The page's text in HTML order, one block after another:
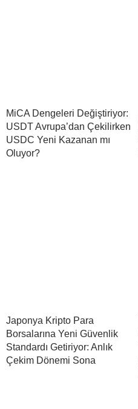
MiCA Dengeleri Değiştiriyor:
USDT Avrupa’dan Çekilirken
USDC Yeni Kazanan mı
Oluyor?
Japonya Kripto Para
Borsalarına Yeni Güvenlik
Standardı Getiriyor: Anlık
Çekim Dönemi Sona